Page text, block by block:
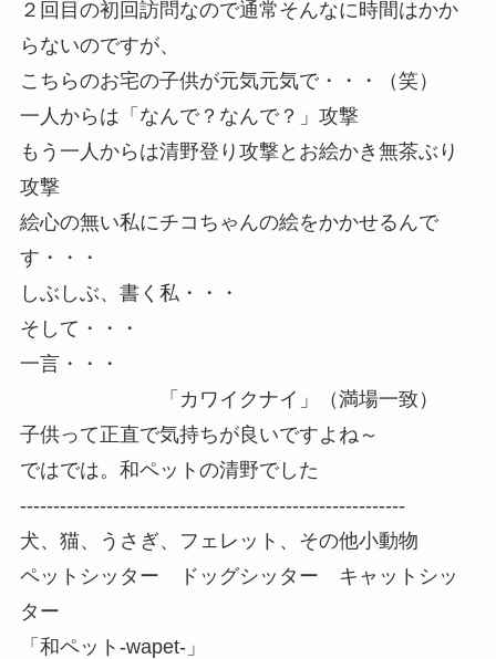
２回目の初回訪問なので通常そんなに時間はかか
らないのですが、
こちらのお宅の子供が元気元気で・・・（笑）
一人からは「なんで？なんで？」攻撃
もう一人からは清野登り攻撃とお絵かき無茶ぶり
攻撃
絵心の無い私にチコちゃんの絵をかかせるんで
す・・・
しぶしぶ、書く私・・・
そして・・・
一言・・・
「カワイクナイ」（満場一致）
子供って正直で気持ちが良いですよね～
ではでは。和ペットの清野でした
----------------------------------------------------------
犬、猫、うさぎ、フェレット、その他小動物
ペットシッター ドッグシッター キャットシッ
ター
「和ペット-wapet-」